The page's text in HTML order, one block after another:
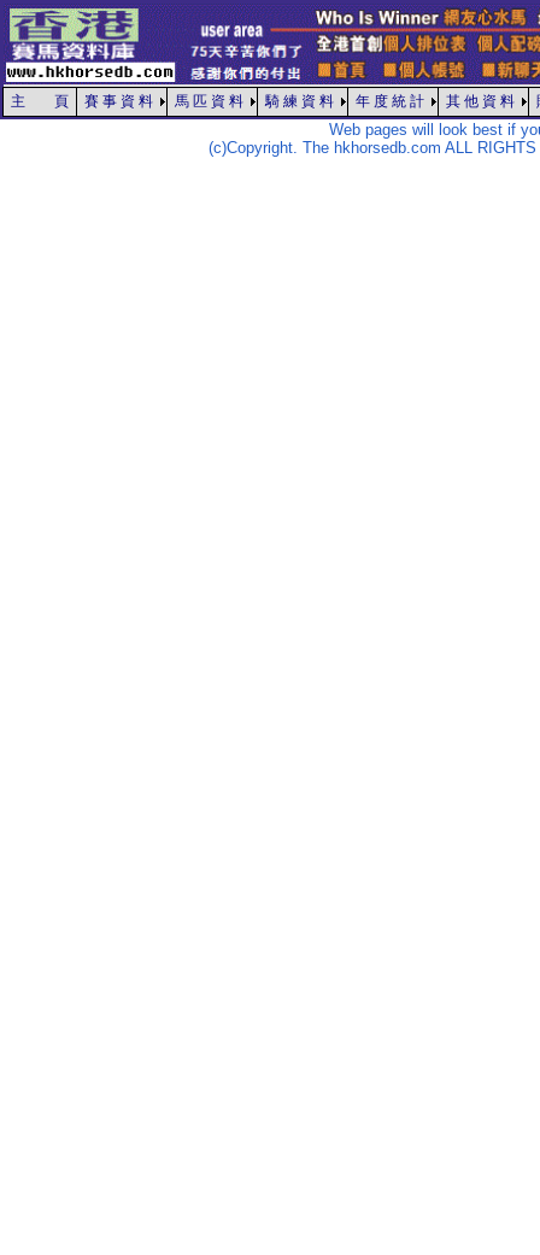
主 頁 賽 事 資 料 馬 匹 資 料 騎 練 資 料 年 度 統 計 其 他 資 料
Web pages will look best if
(c)Copyright. The hkhorsedb.com ALL